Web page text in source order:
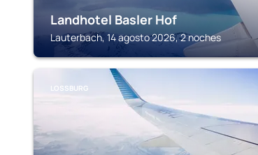
Landhotel Basler Hof
Lauterbach, 14 agosto 2026, 2 noches
LOSSBURG